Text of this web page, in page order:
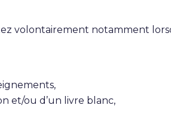
volontairement notamment
et/ou d’un livre blanc,